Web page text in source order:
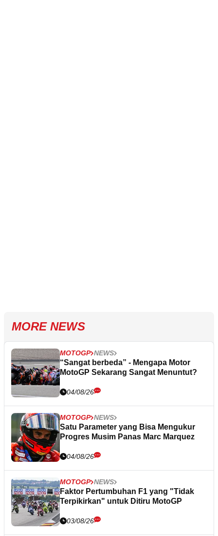
MORE NEWS
MOTOGP NEWS
“Sangat berbeda” - Mengapa Motor
MotoGP Sekarang Sangat Menuntut?
04/08/26
MOTOGP NEWS
Satu Parameter yang Bisa Mengukur
Progres Musim Panas Marc Marquez
04/08/26
MOTOGP NEWS
Faktor Pertumbuhan F1 yang "Tidak
Terpikirkan" untuk Ditiru MotoGP
03/08/26